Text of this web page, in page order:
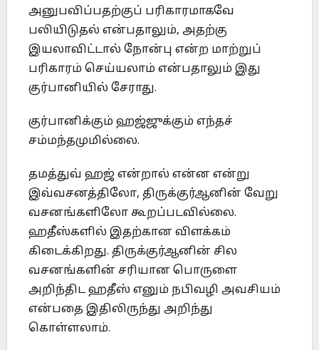
அனுபவிப்பதற்குப் பரிகாரமாகவே
பலியிடுதல் என்பதாலும், அதற்கு
இயலாவிட்டால் நோன்பு என்ற மாற்றுப்
பரிகாரம் செய்யலாம் என்பதாலும் இது
குர்பானியில் சேராது.
குர்பானிக்கும் ஹஜ்ஜுக்கும் எந்தச்
சம்மந்தமுமில்லை.
தமத்துவ் ஹஜ் என்றால் என்ன என்று
இவ்வசனத்திலோ, திருக்குர்ஆனின் வேறு
வசனங்களிலோ கூறப்படவில்லை.
ஹதீஸ்களில் இதற்கான விளக்கம்
கிடைக்கிறது. திருக்குர்ஆனின் சில
வசனங்களின் சரியான பொருளை
அறிந்திட ஹதீஸ் எனும் நபிவழி அவசியம்
என்பதை இதிலிருந்து அறிந்து
கொள்ளலாம்.